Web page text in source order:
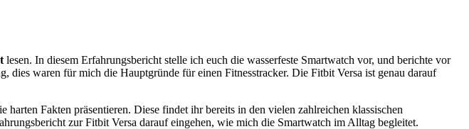
lesen. In diesem Erfahrungsbericht stelle ich euch die wasserfeste Smartwatch vor, und berichte vor
waren für mich die Hauptgründe für einen Fitnesstracker. Die Fitbit Versa ist genau darauf
harten Fakten präsentieren. Diese findet ihr bereits in den vielen zahlreichen klassischen
zur Fitbit Versa darauf eingehen, wie mich die Smartwatch im Alltag begleitet.